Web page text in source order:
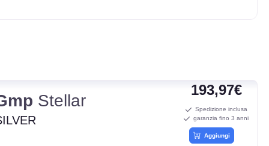
Stellar
193,97€
Spedizione inclusa
garanzia fino 3 anni
Aggiungi